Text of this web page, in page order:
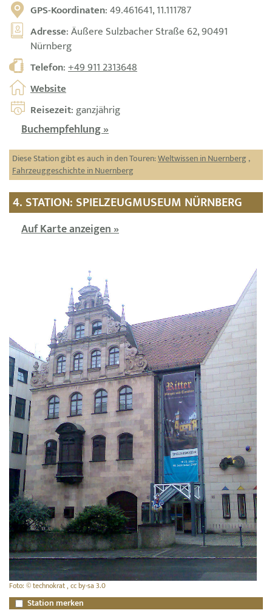
GPS-Koordinaten: 49.461641, 11.111787
Adresse: Äußere Sulzbacher Straße 62, 90491
Nürnberg
Telefon:+49 911 2313648
Website
Reisezeit: ganzjährig
Buchempfehlung »
Diese Station gibt es auch in den Touren:Weltwissen in Nuernberg ,
Fahrzeuggeschichte in Nuernberg
4. STATION: SPIELZEUGMUSEUM NÜRNBERG
Auf Karte anzeigen »
Foto: © technokrat , cc by-sa 3.0
Station merken